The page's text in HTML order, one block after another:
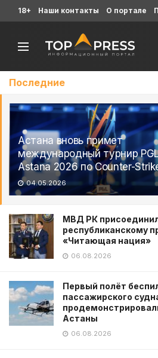
Последние
Астана вновь примет
международный турнир
Astana 2026 по Counter-
04.05.2026
МВД РК
республиканскому
«Читающая нация»
06.08.2026
Первый полёт
пассажирского
Астаны
06.08.2026
18+ Наши контакты О портале